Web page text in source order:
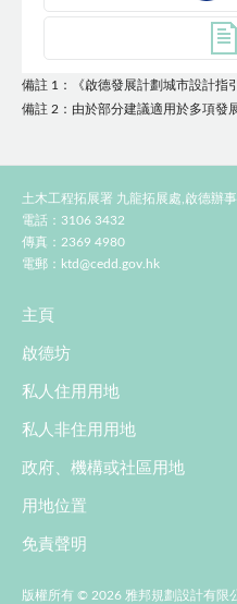
備註 1：《啟德發展計劃城市設計指
備註 2：由於部分建議適用於多項發
土木工程拓展署 九龍拓展處,啟德辦
電話：3106 3432
傳真：2369 4980
電郵： ktd@cedd.gov.hk
主頁
啟德坊
私人住用用地
私人非住用用地
政府、機構或社區用地
用地位置
免責聲明
版權所有 © 2026 雅邦規劃設計有限